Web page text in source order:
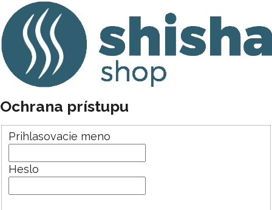
Ochrana prístupu
Prihlasovacie meno
Heslo